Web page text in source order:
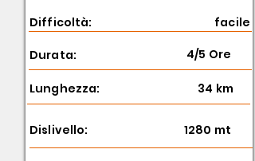
Difficoltà: facile
Durata: 4/5 Ore
Lunghezza: 34 km
Dislivello: 1280 mt